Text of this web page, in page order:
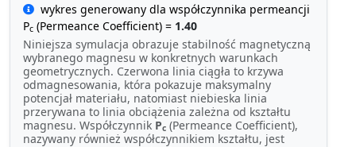
wykres generowany dla współczynnika permeancji
Pc (Permeance Coefficient) = 1.40
Niniejsza symulacja obrazuje stabilność magnetyczną
wybranego magnesu w konkretnych warunkach
geometrycznych. Czerwona linia ciągła to krzywa
odmagnesowania, która pokazuje maksymalny
potencjał materiału, natomiast niebieska linia
przerywana to linia obciążenia zależna od kształtu
magnesu. Współczynnik Pc (Permeance Coefficient),
nazywany również współczynnikiem kształtu, jest